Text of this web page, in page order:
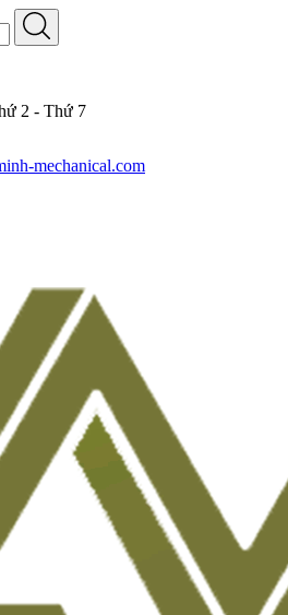
2 - Thứ 7
mechanical.com